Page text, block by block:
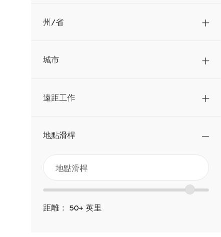
州/省
城市
遠距工作
地點滑桿
從
以
下
清
地
點
滑
桿
位
置
距離： 50+ 英里